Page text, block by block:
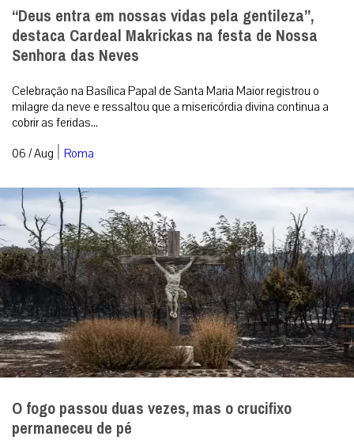
“Deus entra em nossas vidas pela gentileza”,
destaca Cardeal Makrickas na festa de Nossa
Senhora das Neves
Celebração na Basílica Papal de Santa Maria Maior registrou o
milagre da neve e ressaltou que a misericórdia divina continua a
cobrir as feridas...
06 / Aug | Roma
O fogo passou duas vezes, mas o crucifixo
permaneceu de pé